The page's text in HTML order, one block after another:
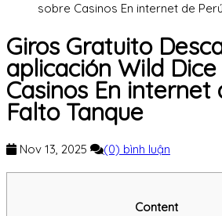
sobre Casinos En internet de
Giros Gratuito
aplicación Wild
Casinos En internet
Falto Tanque
Nov 13, 2025 (0) bình luận
Content